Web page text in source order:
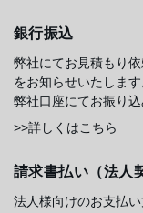
銀行振込
弊社にてお見積もり
をお知らせいたします
弊社口座にてお振り
>>詳しくはこちら
請求書払い（法人
法人様向けのお支払